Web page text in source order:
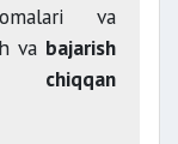
va
va bajarish